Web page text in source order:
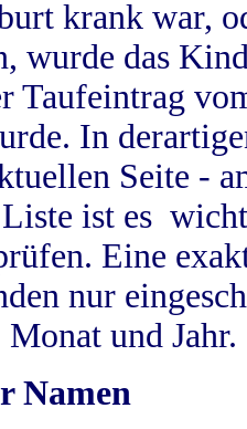
krank war,
wurde das
Taufeintrag
In
Seite -
ist es
Eine
nur
und Jahr.
Namen